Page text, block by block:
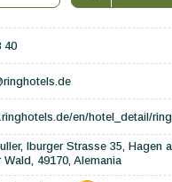
40
en/hotel_detail/
Iburger Strasse 35, Hagen
49170, Alemania